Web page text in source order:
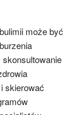
może być
skierować